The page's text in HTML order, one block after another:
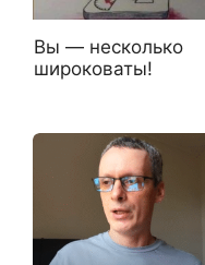
Вы — несколько
широковаты!